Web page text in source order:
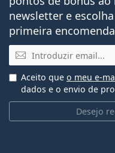
newsletter e
primeira
Email
Desejo
Aceito que o meu e-
dados e o envio de